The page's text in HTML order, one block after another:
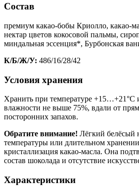
Состав
премиум какао-бобы Криолло, какао-
нектар цветов кокосовой пальмы,
миндальная эссенция*, Бурбонская
К/Б/Ж/У: 486/16/28/42
Условия хранения
Хранить при температуре +15…+21°C
влажности не выше 75%, вдали от
посторонних запахов.
Обратите внимание! Лёгкий белёсый
температуры или длительном
кристаллизация какао-масла. Она
состав шоколада и отсутствие
Характеристики